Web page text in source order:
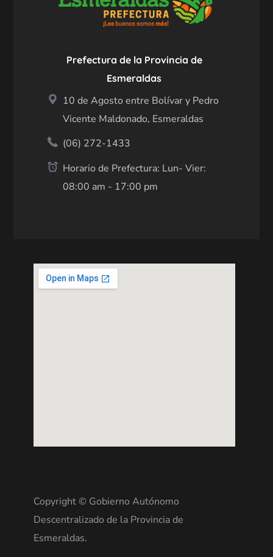
Prefectura de la Provincia de
Esmeraldas
10 de Agosto entre Bolívar y Pedro
Vicente Maldonado, Esmeraldas
(06) 272-1433
Horario de Prefectura: Lun- Vier:
08:00 am - 17:00 pm
Copyright © Gobierno Autónomo
Descentralizado de la Provincia de
Esmeraldas.